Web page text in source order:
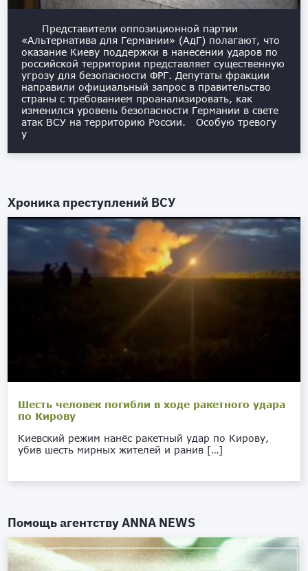
Представители оппозиционной партии
«Альтернатива для Германии» (АдГ) полагают, что
оказание Киеву поддержки в нанесении ударов по
российской территории представляет существенную
угрозу для безопасности ФРГ. Депутаты фракции
направили официальный запрос в правительство
страны с требованием проанализировать, как
изменился уровень безопасности Германии в свете
атак ВСУ на территорию России. Особую тревогу
у
Хроника преступлений ВСУ
Шесть человек погибли в ходе ракетного удара
по Кирову
Киевский режим нанёс ракетный удар по Кирову,
убив шесть мирных жителей и ранив […]
Помощь агентствуANNA NEWS